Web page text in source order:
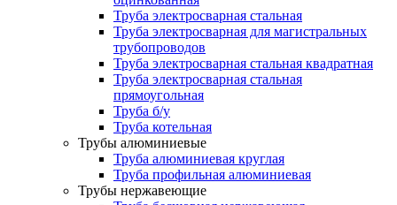
Труба электросварная стальная
Труба электросварная для магистральных
трубопроводов
Труба электросварная стальная квадратная
Труба электросварная стальная
прямоугольная
Труба б/у
Труба котельная
Трубы алюминиевые
Труба алюминиевая круглая
Труба профильная алюминиевая
Трубы нержавеющие